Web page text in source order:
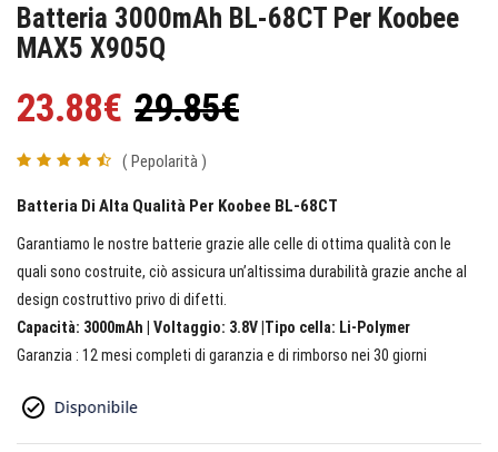
Batteria 3000mAh BL-68CT Per Koobee
MAX5 X905Q
23.88€ 29.85€
( Pepolarità )
Batteria Di Alta Qualità Per Koobee BL-68CT
Garantiamo le nostre batterie grazie alle celle di ottima qualità con le
quali sono costruite, ciò assicura un’altissima durabilità grazie anche al
design costruttivo privo di difetti.
Capacità: 3000mAh | Voltaggio: 3.8V |Tipo cella: Li-Polymer
Garanzia : 12 mesi completi di garanzia e di rimborso nei 30 giorni